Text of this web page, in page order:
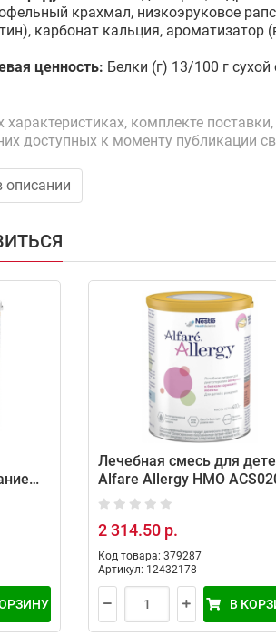
крахмал, низкоэруковое
карбонат кальция,
ценность: Белки (г) 13/100 г
комплекте
доступных к моменту публикации
описании
Лечебная смесь для
Alfare Allergy HMO
400 г
2 314.50 р.
Код товара: 379287
Артикул: 12432178
В